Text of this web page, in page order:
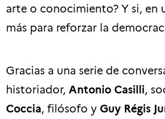
arte o conocimiento? Y si, en
más para reforzar la
Gracias a una serie de
historiador, Antonio Casilli,
Coccia, filósofo y Guy Régis